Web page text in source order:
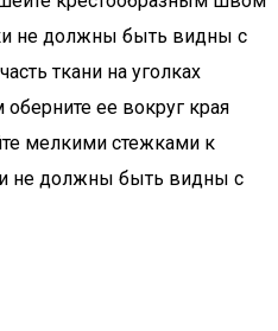
не должны быть видны с
ткани на уголках
ее вокруг края
мелкими стежками к
не должны быть видны с